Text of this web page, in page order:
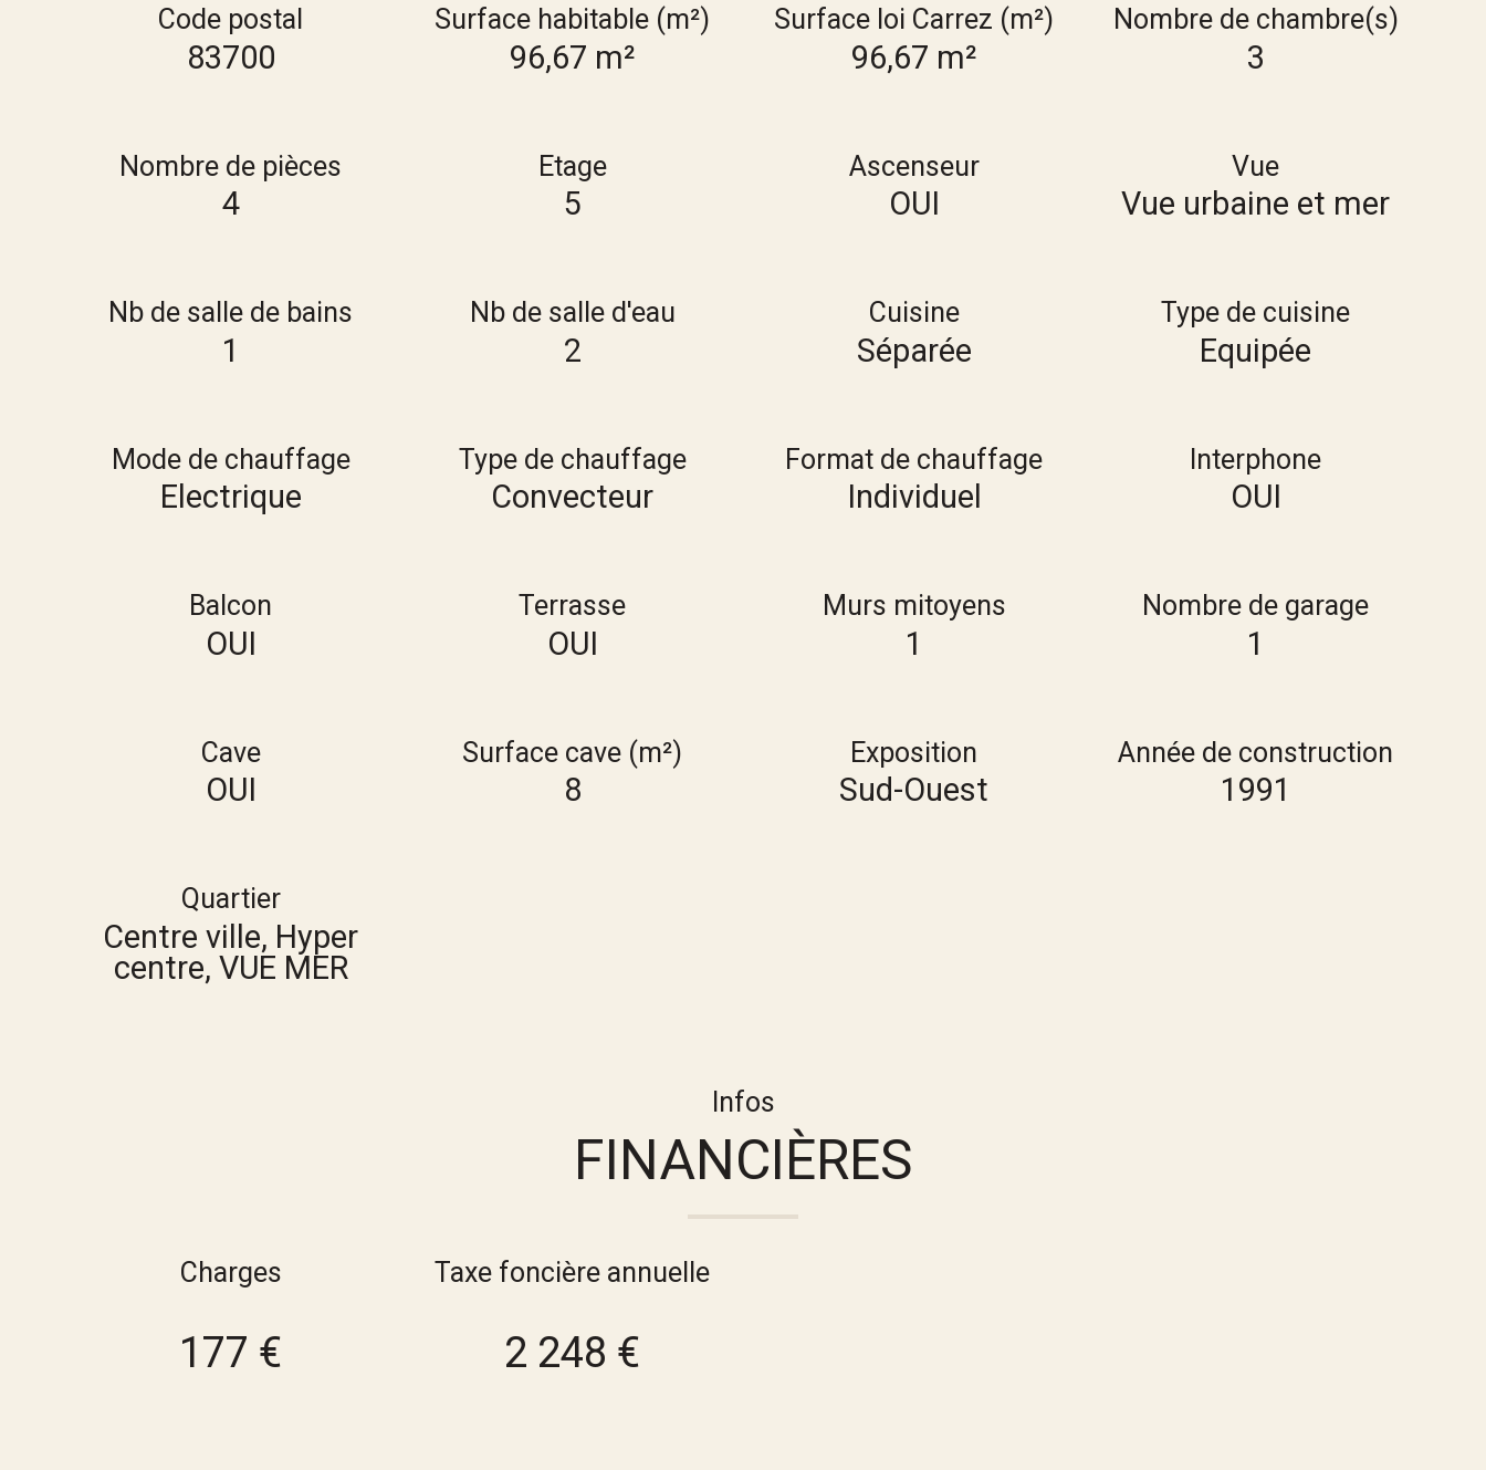
Code postal
83700
Surface habitable (m²)
96,67 m²
Surface loi Carrez (m²)
96,67 m²
Nombre de chambre(s)
3
Nombre de pièces
4
Etage
5
Ascenseur
OUI
Vue
Vue urbaine et mer
Nb de salle de bains
1
Nb de salle d'eau
2
Cuisine
Séparée
Type de cuisine
Equipée
Mode de chauffage
Electrique
Type de chauffage
Convecteur
Format de chauffage
Individuel
Interphone
OUI
Balcon
OUI
Terrasse
OUI
Murs mitoyens
1
Nombre de garage
1
Cave
OUI
Surface cave (m²)
8
Exposition
Sud-Ouest
Année de construction
1991
Quartier
Centre ville, Hyper
centre, VUE MER
Infos
FINANCIÈRES
Charges
177 €
Taxe foncière annuelle
2 248 €